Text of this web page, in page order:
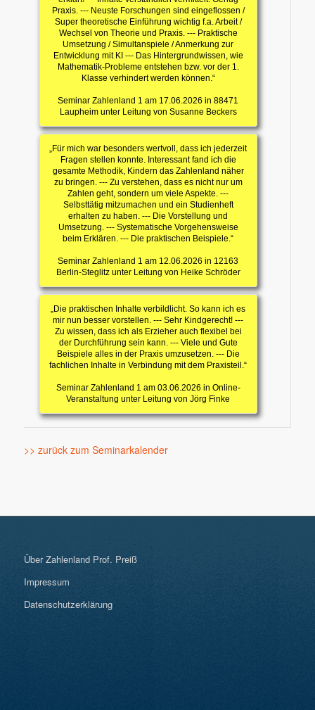
Praxis. --- Neuste Forschungen sind eingeflossen /
Super theoretische Einführung wichtig f.a. Arbeit /
Wechsel von Theorie und Praxis. --- Praktische
Umsetzung / Simultanspiele / Anmerkung zur
Entwicklung mit KI --- Das Hintergrundwissen, wie
Mathematik-Probleme entstehen bzw. vor der 1.
Klasse verhindert werden können.“
Seminar Zahlenland 1 am 17.06.2026 in 88471
Laupheim unter Leitung von Susanne Beckers
„Für mich war besonders wertvoll, dass ich jederzeit
Fragen stellen konnte. Interessant fand ich die
gesamte Methodik, Kindern das Zahlenland näher
zu bringen. --- Zu verstehen, dass es nicht nur um
Zahlen geht, sondern um viele Aspekte. ---
Selbsttätig mitzumachen und ein Studienheft
erhalten zu haben. --- Die Vorstellung und
Umsetzung. --- Systematische Vorgehensweise
beim Erklären. --- Die praktischen Beispiele.“
Seminar Zahlenland 1 am 12.06.2026 in 12163
Berlin-Steglitz unter Leitung von Heike Schröder
„Die praktischen Inhalte verbildlicht. So kann ich es
mir nun besser vorstellen. --- Sehr Kindgerecht! ---
Zu wissen, dass ich als Erzieher auch flexibel bei
der Durchführung sein kann. --- Viele und Gute
Beispiele alles in der Praxis umzusetzen. --- Die
fachlichen Inhalte in Verbindung mit dem Praxisteil.“
Seminar Zahlenland 1 am 03.06.2026 in Online-
Veranstaltung unter Leitung von Jörg Finke
>> zurück zum Seminarkalender
Über Zahlenland Prof. Preiß
Impressum
Datenschutzerklärung